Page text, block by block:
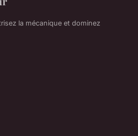
la mécanique et dominez